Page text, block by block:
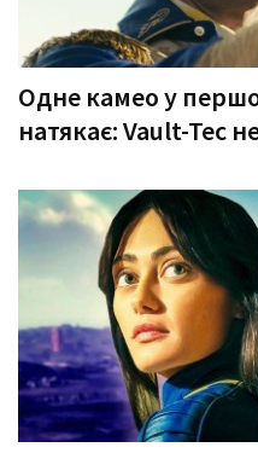
Одне камео у
натякає: Vault-Tec